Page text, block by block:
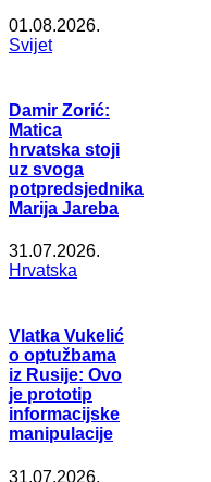
01.08.2026.
Svijet
Damir Zorić:
Matica
hrvatska stoji
uz svoga
potpredsjednika
Marija Jareba
31.07.2026.
Hrvatska
Vlatka Vukelić
o optužbama
iz Rusije: Ovo
je prototip
informacijske
manipulacije
31.07.2026.